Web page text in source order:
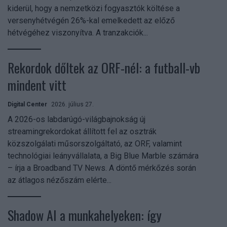
kiderül, hogy a nemzetközi fogyasztók költése a
versenyhétvégén 26%-kal emelkedett az előző
hétvégéhez viszonyítva. A tranzakciók...
Rekordok dőltek az ORF-nél: a futball-vb
mindent vitt
Digital Center 2026. július 27.
A 2026-os labdarúgó-világbajnokság új
streamingrekordokat állított fel az osztrák
közszolgálati műsorszolgáltató, az ORF, valamint
technológiai leányvállalata, a Big Blue Marble számára
– írja a Broadband TV News. A döntő mérkőzés során
az átlagos nézőszám elérte...
Shadow AI a munkahelyeken: így